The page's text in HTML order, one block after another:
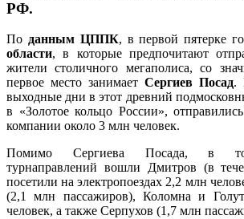
РФ.
По данным ЦППК, в первой пятерке
области, в которые предпочитают
жители столичного мегаполиса, со
первое место занимает Сергиев Посад.
выходные дни в этот древний
в «Золотое кольцо России»,
компании около 3 млн человек.
Помимо Сергиева Посада, в
турнаправлений вошли Дмитров (в
посетили на электропоездах 2,2 млн
(2,1 млн пассажиров), Коломна и
человек, а также Серпухов (1,7 млн